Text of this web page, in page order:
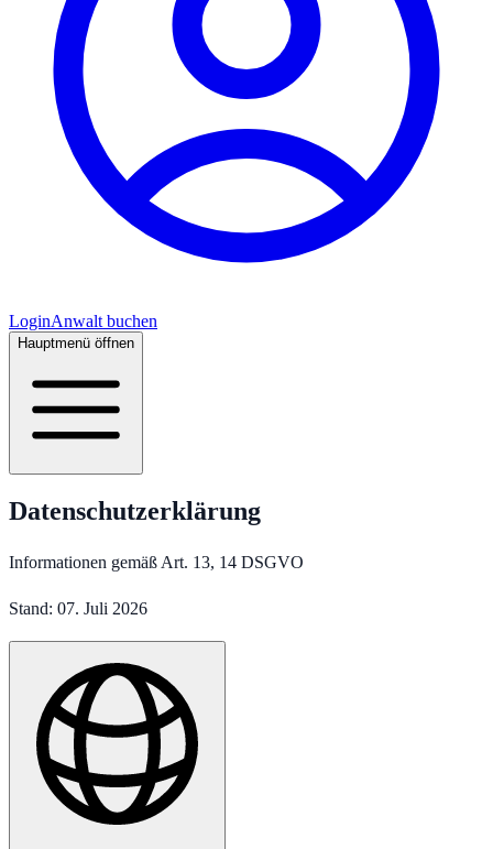
LoginAnwalt buchen
Hauptmenü öffnen
Datenschutzerklärung
Informationen gemäß Art. 13, 14 DSGVO
Stand: 07. Juli 2026